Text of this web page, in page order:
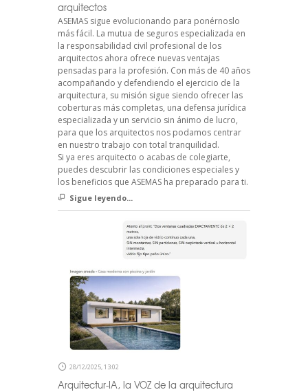
arquitectos
ASEMAS sigue evolucionando para ponérnoslo
más fácil. La mutua de seguros especializada en
la responsabilidad civil profesional de los
arquitectos ahora ofrece nuevas ventajas
pensadas para la profesión. Con más de 40 años
acompañando y defendiendo el ejercicio de la
arquitectura, su misión sigue siendo ofrecer las
coberturas más completas, una defensa jurídica
especializada y un servicio sin ánimo de lucro,
para que los arquitectos nos podamos centrar
en nuestro trabajo con total tranquilidad.
Si ya eres arquitecto o acabas de colegiarte,
puedes descubrir las condiciones especiales y
los beneficios que ASEMAS ha preparado para ti.
Sigue leyendo...
28/12/2025, 13:02
Arquitectur-IA, la VOZ de la arquitectura